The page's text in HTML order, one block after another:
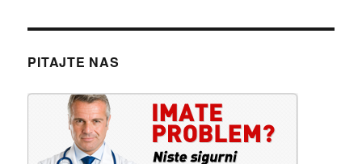
PITAJTE NAS